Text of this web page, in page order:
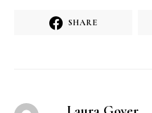
SHARE